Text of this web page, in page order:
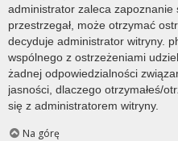
administrator zaleca zapoznanie
przestrzegał, może otrzymać
decyduje administrator witryny.
wspólnego z ostrzeżeniami
żadnej odpowiedzialności
jasności, dlaczego otrzymałeś/
się z administratorem witryny.
Na górę